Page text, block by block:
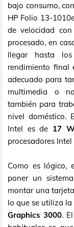
bajo consumo,
HP Folio 13-
de velocidad
procesado, en
llegar hasta
rendimiento final
adecuado para
multimedia o
también para
nivel doméstico.
Intel es de 17
procesadores
Como es lógico,
poner un
montar una
lo que se utiliza la
Graphics 3000.